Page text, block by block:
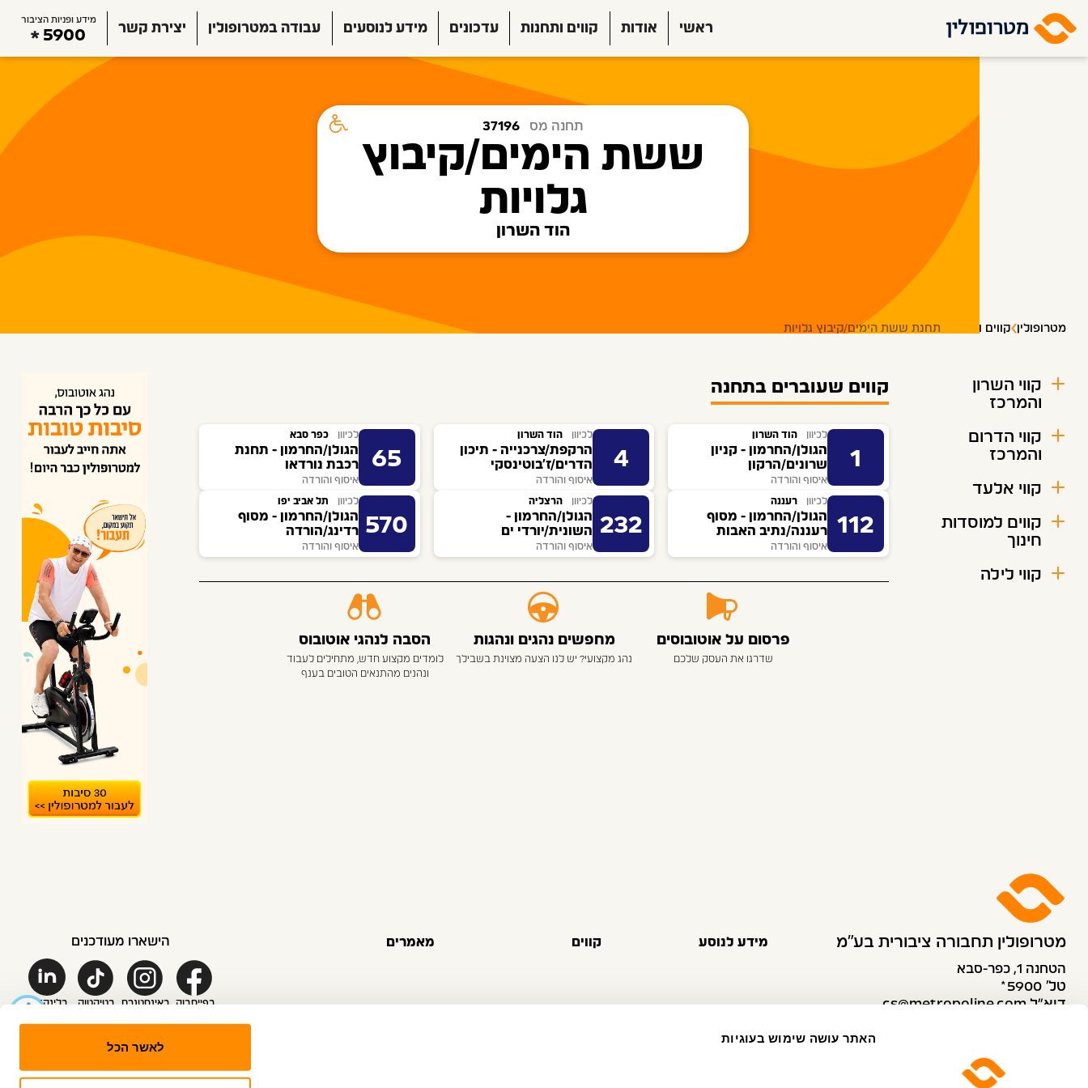
האתר עושה שימוש בעוגיות
לאשר הכל
ראשי אודות קווים ותחנות עדכונים מידע לנוסעים עבודה במטרופולין יצירת קשר
מידע ופניות הציבור
5900
תחנה מס 37196
ששת הימים/קיבוץ
גלויות
הוד השרון
מטרופולין קווים ותחנות תחנת ששת הימים/קיבוץ גלויות
קווי השרון
והמרכז
קווי הדרום
והמרכז
קווי אלעד
קווים למוסדות
חינוך
קווי לילה
קווים שעוברים בתחנה
1
לכיוון הוד השרון
הגולן/החרמון - קניון
שרונים/הרקון
איסוף והורדה
4
לכיוון הוד השרון
הרקפת/צרכנייה - תיכון
הדרים/ז'בוטינסקי
איסוף והורדה
65
לכיוון כפר סבא
הגולן/החרמון - תחנת
רכבת נורדאו
איסוף והורדה
112
לכיוון רעננה
הגולן/החרמון - מסוף
רעננה/נתיב האבות
איסוף והורדה
232
לכיוון הרצליה
הגולן/החרמון -
השונית/יורדי ים
איסוף והורדה
570
לכיוון תל אביב יפו
הגולן/החרמון - מסוף
רדינג/הורדה
איסוף והורדה
פרסום על אוטובוסים
שדרגו את העסק שלכם
מחפשים נהגים ונהגות
נהג מקצועי? יש לנו הצעה מצוינת בשבילך
הסבה לנהגי אוטובוס
לומדים מקצוע חדש, מתחילים לעבוד
ונהנים מהתנאים הטובים בענף
מטרופולין תחבורה ציבורית בע״מ
הטחנה 1, כפר-סבא
טל׳ 5900*
דוא”ל cs@metropoline.com
שירות לקוחות
מידע לנוסע קווים מאמרים הישארו מעודכנים
בפייסבוק באינסטגרם בטיקטוק בלינקדאין